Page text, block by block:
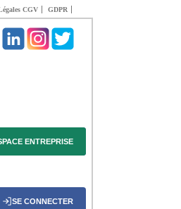
CGV GDPR
ENTREPRISE
SE CONNECTER